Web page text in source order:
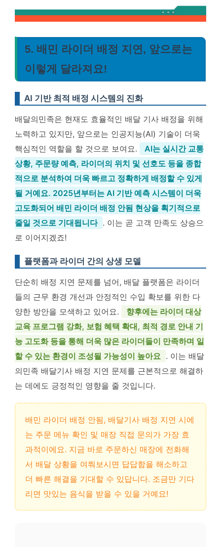
5. 배민 라이더 배정 지연, 앞으로는
이렇게 달라져요!
AI 기반 최적 배정 시스템의 진화
배달의민족은 현재도 효율적인 배달 기사 배정을 위해
노력하고 있지만, 앞으로는 인공지능(AI) 기술이 더욱
핵심적인 역할을 할 것으로 보여요.
AI는 실시간 교통
상황, 주문량 예측, 라이더의 위치 및 선호도 등을 종합
적으로 분석하여 더욱 빠르고 정확하게 배정할 수 있게
될 거예요. 2025년부터는 AI 기반 예측 시스템이 더욱
고도화되어 배민 라이더 배정 안됨 현상을 획기적으로
줄일 것으로 기대됩니다 . 이는 곧 고객 만족도 상승으
로 이어지겠죠!
플랫폼과 라이더 간의 상생 모델
단순히 배정 지연 문제를 넘어, 배달 플랫폼은 라이더
들의 근무 환경 개선과 안정적인 수입 확보를 위한 다
양한 방안을 모색하고 있어요.
향후에는 라이더 대상
교육 프로그램 강화, 보험 혜택 확대, 최적 경로 안내 기
능 고도화 등을 통해 더욱 많은 라이더들이 만족하며 일
할 수 있는 환경이 조성될 가능성이 높아요 . 이는 배달
의민족 배달기사 배정 지연 문제를 근본적으로 해결하
는 데에도 긍정적인 영향을 줄 것입니다.
배민 라이더 배정 안됨, 배달기사 배정 지연 시에
는 주문 메뉴 확인 및 매장 직접 문의가 가장 효
과적이에요. 지금 바로 주문하신 매장에 전화해
서 배달 상황을 여쭤보시면 답답함을 해소하고
더 빠른 해결을 기대할 수 있답니다. 조금만 기다
리면 맛있는 음식을 받을 수 있을 거예요!